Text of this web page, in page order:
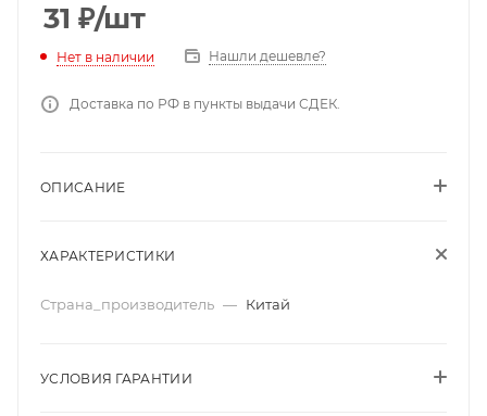
31 ₽/шт
Нет в наличии Нашли дешевле?
Доставка по РФ в пункты выдачи СДЕК.
ОПИСАНИЕ
ХАРАКТЕРИСТИКИ
Страна_производитель — Китай
УСЛОВИЯ ГАРАНТИИ